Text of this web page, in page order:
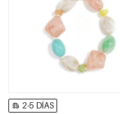
2-5 DÍAS